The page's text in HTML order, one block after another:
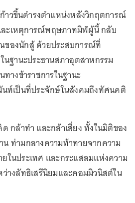
วขึ้นดำรงตำแหน่งหลังวิกฤตการณ์
ละเหตุการณ์พฤษภาทมิฬผู้นี้ กลับ
องนักสู้ ด้วยประสบการณ์ที่
นฐานะประธานสภาอุตสาหกรรม
างข้าราชการในฐานะ
ท์เป็นที่ประจักษ์ในสังคมถึงทัศนคติ
กล้าทำ และกล้าเสี่ยง ทั้งในมิติของ
ท่ามกลางความท้าทายจากความ
ในประเทศ และกระแสลมแห่งความ
างลัทธิเสรีนิยมและคอมมิวนิสต์ใน